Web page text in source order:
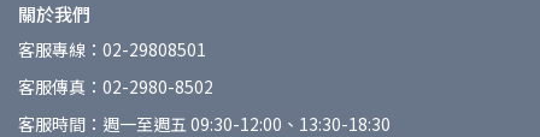
關於我們
客服專線：02-29808501
客服傳真：02-2980-8502
客服時間：週一至週五 09:30-12:00、13:30-18:30